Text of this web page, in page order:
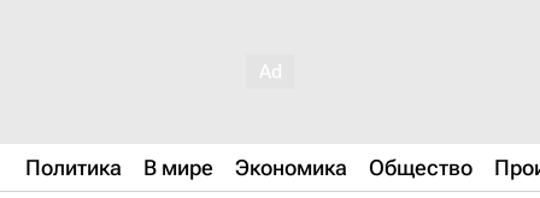
Политика В мире Экономика Общество